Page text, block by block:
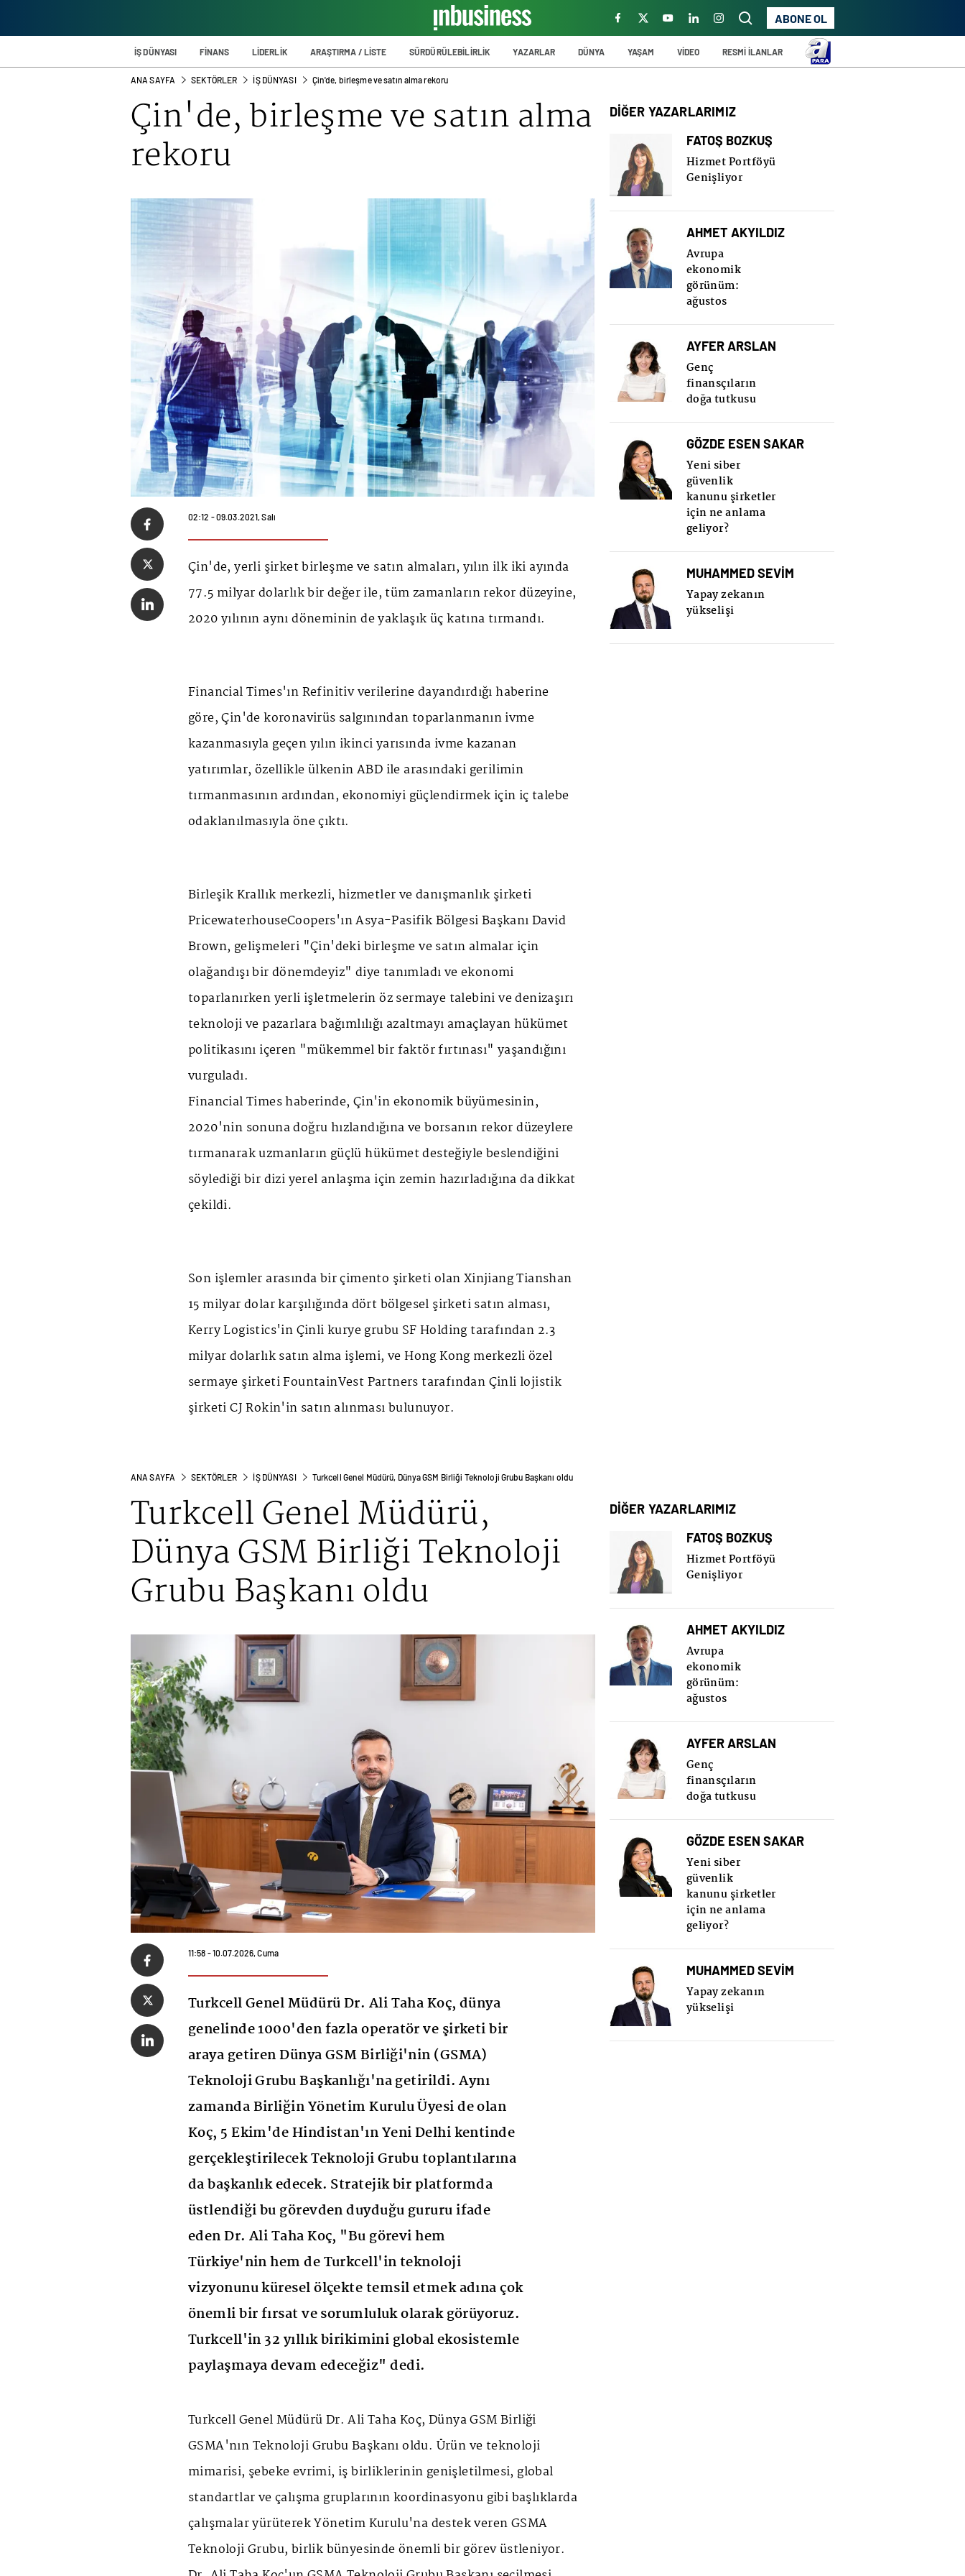
ABONE OL
İŞ DÜNYASI FİNANS LİDERLİK ARAŞTIRMA / LİSTE SÜRDÜRÜLEBİLİRLİK YAZARLAR DÜNYA YAŞAM VİDEO RESMİ İLANLAR
ANA SAYFA SEKTÖRLER İŞ DÜNYASI Çin'de, birleşme ve satın alma rekoru
Çin'de, birleşme ve satın alma
rekoru
02:12 - 09.03.2021, Salı
Çin'de, yerli şirket birleşme ve satın almaları, yılın ilk iki ayında
77.5 milyar dolarlık bir değer ile, tüm zamanların rekor düzeyine,
2020 yılının aynı döneminin de yaklaşık üç katına tırmandı.
Financial Times'ın Refinitiv verilerine dayandırdığı haberine
göre, Çin'de koronavirüs salgınından toparlanmanın ivme
kazanmasıyla geçen yılın ikinci yarısında ivme kazanan
yatırımlar, özellikle ülkenin ABD ile arasındaki gerilimin
tırmanmasının ardından, ekonomiyi güçlendirmek için iç talebe
odaklanılmasıyla öne çıktı.
Birleşik Krallık merkezli, hizmetler ve danışmanlık şirketi
PricewaterhouseCoopers'ın Asya-Pasifik Bölgesi Başkanı David
Brown, gelişmeleri "Çin'deki birleşme ve satın almalar için
olağandışı bir dönemdeyiz" diye tanımladı ve ekonomi
toparlanırken yerli işletmelerin öz sermaye talebini ve denizaşırı
teknoloji ve pazarlara bağımlılığı azaltmayı amaçlayan hükümet
politikasını içeren "mükemmel bir faktör fırtınası" yaşandığını
vurguladı.
Financial Times haberinde, Çin'in ekonomik büyümesinin,
2020'nin sonuna doğru hızlandığına ve borsanın rekor düzeylere
tırmanarak uzmanların güçlü hükümet desteğiyle beslendiğini
söylediği bir dizi yerel anlaşma için zemin hazırladığına da dikkat
çekildi.
Son işlemler arasında bir çimento şirketi olan Xinjiang Tianshan
15 milyar dolar karşılığında dört bölgesel şirketi satın alması,
Kerry Logistics'in Çinli kurye grubu SF Holding tarafından 2.3
milyar dolarlık satın alma işlemi, ve Hong Kong merkezli özel
sermaye şirketi FountainVest Partners tarafından Çinli lojistik
şirketi CJ Rokin'in satın alınması bulunuyor.
DİĞER YAZARLARIMIZ
FATOŞ BOZKUŞ
Hizmet Portföyü
Genişliyor
AHMET AKYILDIZ
Avrupa
ekonomik
görünüm:
ağustos
AYFER ARSLAN
Genç
finansçıların
doğa tutkusu
GÖZDE ESEN SAKAR
Yeni siber
güvenlik
kanunu şirketler
için ne anlama
geliyor?
MUHAMMED SEVİM
Yapay zekanın
yükselişi
ANA SAYFA SEKTÖRLER İŞ DÜNYASI Turkcell Genel Müdürü, Dünya GSM Birliği Teknoloji Grubu Başkanı oldu
Turkcell Genel Müdürü,
Dünya GSM Birliği Teknoloji
Grubu Başkanı oldu
11:58 - 10.07.2026, Cuma
Turkcell Genel Müdürü Dr. Ali Taha Koç, dünya
genelinde 1000'den fazla operatör ve şirketi bir
araya getiren Dünya GSM Birliği'nin (GSMA)
Teknoloji Grubu Başkanlığı'na getirildi. Aynı
zamanda Birliğin Yönetim Kurulu Üyesi de olan
Koç, 5 Ekim'de Hindistan'ın Yeni Delhi kentinde
gerçekleştirilecek Teknoloji Grubu toplantılarına
da başkanlık edecek. Stratejik bir platformda
üstlendiği bu görevden duyduğu gururu ifade
eden Dr. Ali Taha Koç, "Bu görevi hem
Türkiye'nin hem de Turkcell'in teknoloji
vizyonunu küresel ölçekte temsil etmek adına çok
önemli bir fırsat ve sorumluluk olarak görüyoruz.
Turkcell'in 32 yıllık birikimini global ekosistemle
paylaşmaya devam edeceğiz" dedi.
Turkcell Genel Müdürü Dr. Ali Taha Koç, Dünya GSM Birliği
GSMA'nın Teknoloji Grubu Başkanı oldu. Ürün ve teknoloji
mimarisi, şebeke evrimi, iş birliklerinin genişletilmesi, global
standartlar ve çalışma gruplarının koordinasyonu gibi başlıklarda
çalışmalar yürüterek Yönetim Kurulu'na destek veren GSMA
Teknoloji Grubu, birlik bünyesinde önemli bir görev üstleniyor.
DİĞER YAZARLARIMIZ
FATOŞ BOZKUŞ
Hizmet Portföyü
Genişliyor
AHMET AKYILDIZ
Avrupa
ekonomik
görünüm:
ağustos
AYFER ARSLAN
Genç
finansçıların
doğa tutkusu
GÖZDE ESEN SAKAR
Yeni siber
güvenlik
kanunu şirketler
için ne anlama
geliyor?
MUHAMMED SEVİM
Yapay zekanın
yükselişi